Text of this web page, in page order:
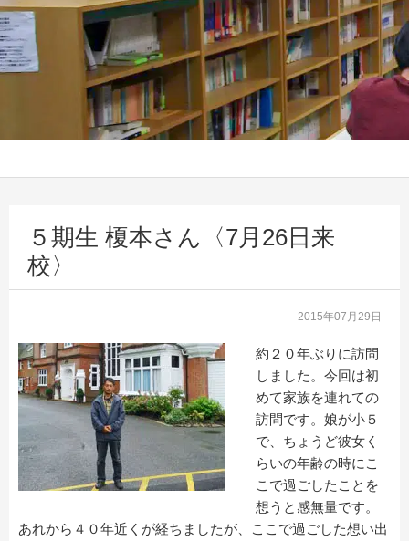
５期生 榎本さん〈7月26日来
校〉
2015年07月29日
約２０年ぶりに訪問
しました。今回は初
めて家族を連れての
訪問です。娘が小５
で、ちょうど彼女く
らいの年齢の時にこ
こで過ごしたことを
想うと感無量です。
あれから４０年近くが経ちましたが、ここで過ごした想い出